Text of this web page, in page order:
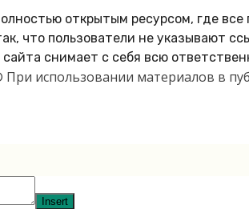
открытым ресурсом, где
что пользователи не указывают
снимает с себя всю
При использовании материалов в
Insert